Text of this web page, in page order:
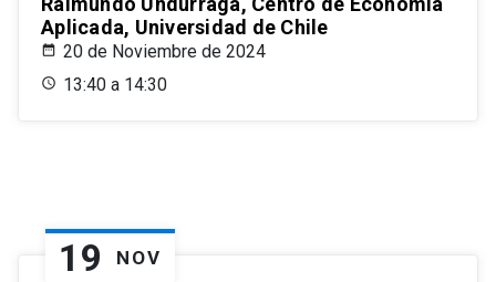
Aplicada, Universidad de Chile
20 de Noviembre de 2024
13:40 a 14:30
19 NOV